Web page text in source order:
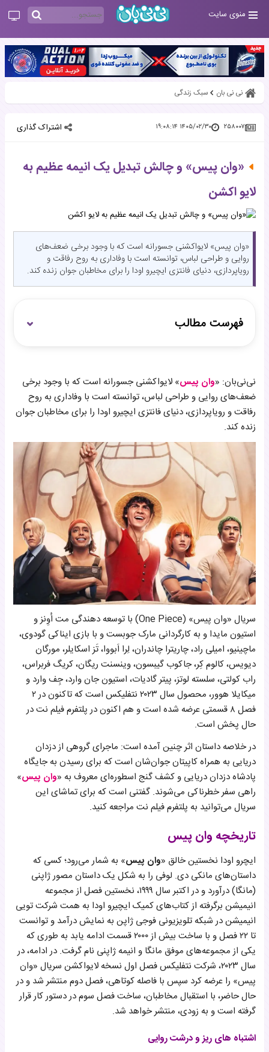
منوی سایت
نی نی بان سبک زندگی
۲۵۸۰۰۷ ۱۴۰۵/۰۲/۳۰ ۱۹:۰۸:۱۴ اشتراک گذاری
«وان پیس» و چالش تبدیل یک انیمه عظیم به
لایو اکشن
«وان پیس» لایواکشنی جسورانه است که با وجود برخی ضعف‌های
روایی و طراحی لباس، توانسته است با وفاداری به روح رفاقت و
رویاپردازی، دنیای فانتزی ایچیرو اودا را برای مخاطبان جوان زنده کند.
فهرست مطالب
نکات مثبت سریال وان پیسنی‌نی‌بان: «وان پیس» لایواکشنی جسورانه است که با وجود برخی
ضعف‌های روایی و طراحی لباس، توانسته است با وفاداری به روح
رفاقت و رویاپردازی، دنیای فانتزی ایچیرو اودا را برای مخاطبان جوان
زنده کند.
سریال «وان پیس» (One Piece) با توسعه دهندگی مت اُوِنز و
استیون مایدا و به کارگردانی مارک جوبست و با بازی ایناکی گودوی،
ماچینیو، امیلی راد، چاریترا چاندران، لِرا اَبووا، تَز اسکایلر، مورگان
دیویس، کالوم کِر، جاکوب گیبسون، وینسنت ریگان، کریگ فربراس،
راب کولتی، سلسته لوتز، پیتر گادیات، استیون جان وارد، جِف وارد و
میکایلا هوور، محصول سال ۲۰۲۳ نتفلیکس است که تاکنون در ۲
فصل ۸ قسمتی عرضه شده است و هم اکنون در پلتفرم فیلم‌ نت در
حال پخش است.
در خلاصه داستان اثر چنین آمده است:‌ ماجرای گروهی از دزدان
دریایی به همراه کاپیتان‌ جوان‌شان است که برای رسیدن به جایگاه
پادشاه دزدان دریایی و کشف گنج اسطوره‌ای معروف به «وان پیس»
راهی سفر خطرناکی می‌شوند. گفتنی است که برای تماشای این
سریال می‌توانید به پلتفرم فیلم نت مراجعه کنید.
تاریخچه وان پیس
ایچرو اودا نخستین خالق «وان پیس» به شمار می‌رود؛ کسی که
داستان‌های مانکی دی. لوفی را به شکل یک داستان مصور ژاپنی
(مانگا) درآورد و در اکتبر سال ۱۹۹۹، نخستین فصل از مجموعه
انیمیشن برگرفته از کتاب‌های کمیک ایچیرو اودا به همت شرکت تویی
انیمیشن در شبکه تلویزیونی فوجی ژاپن به نمایش درآمد و توانست
تا ۲۲ فصل و با ساخت بیش از ۲۰۰۰ قسمت ادامه یابد به طوری که
یکی از مجموعه‌های موفق مانگا و انیمه ژاپنی نام گرفت. در ادامه، در
سال ۲۰۲۳، شرکت نتفلیکس فصل اول نسخه لایواکشن سریال «وان
پیس» را عرضه کرد سپس با فاصله کوتاهی، فصل دوم منتشر شد و در
حال حاضر، با استقبال مخاطبان، ساخت فصل سوم در دستور کار قرار
گرفته است و به زودی، منتشر خواهد شد.
اشتباه های ریز و درشت روایی